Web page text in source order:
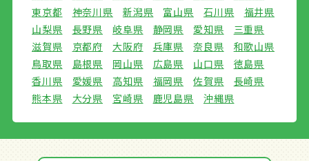
東京都
神奈川県 新潟県 富山県 石川県
福井県
山梨県
長野県 岐阜県 静岡県 愛知県
三重県
滋賀県
京都府 大阪府 兵庫県 奈良県
和歌山県
鳥取県
島根県 岡山県 広島県 山口県
徳島県
香川県
愛媛県 高知県 福岡県 佐賀県
長崎県
熊本県
大分県 宮崎県 鹿児島県 沖縄県